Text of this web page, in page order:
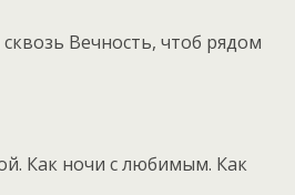
Вечность, чтоб рядом
Как ночи с любимым. Как